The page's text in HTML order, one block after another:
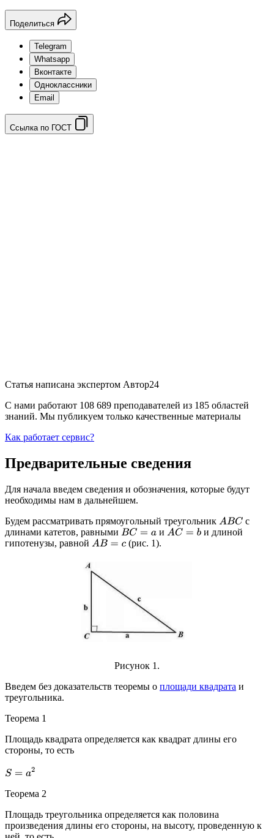
Поделиться
Telegram
Whatsapp
Вконтакте
Одноклассники
Email
Ссылка по ГОСТ
Статья написана экспертом Автор24
С нами работают 108 689 преподавателей из 185 областей
знаний. Мы публикуем только качественные материалы
Как работает сервис?
Предварительные сведения
Для начала введем сведения и обозначения, которые будут
необходимы нам в дальнейшем.
Будем рассматривать прямоугольный треугольник ABC с
длинами катетов, равными BC= a и AC=b
и длиной
гипотенузы, равной AB=c (рис. 1).
Рисунок 1.
Введем без доказательств теоремы о площади квадрата и
треугольника.
Теорема 1
Площадь квадрата определяется как квадрат длины его
стороны, то есть
S=a 2
Теорема 2
Площадь треугольника определяется как половина
произведения длины его стороны, на высоту, проведенную к